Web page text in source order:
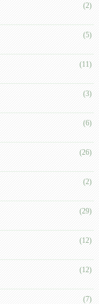
(2)
(5)
(11)
(3)
(6)
(26)
(2)
(29)
(12)
(12)
(7)